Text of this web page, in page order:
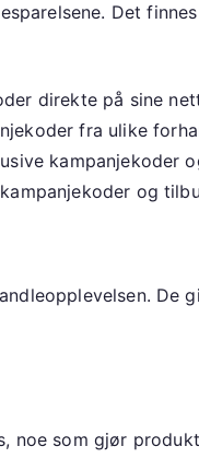
Det
direkte på sine
fra ulike
kampanjekoder
og
De
noe som gjør